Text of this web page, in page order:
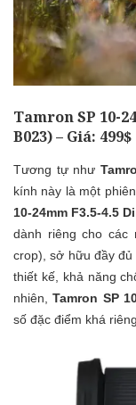
Tamron SP 10-
B023) – Giá: 499$
Tương tự như
kính này là một
10-24mm F3.5-4.5
dành riêng cho
crop), sở hữu đầy
thiết kế, khả năng
nhiên,Tamron SP
số đặc điểm khá